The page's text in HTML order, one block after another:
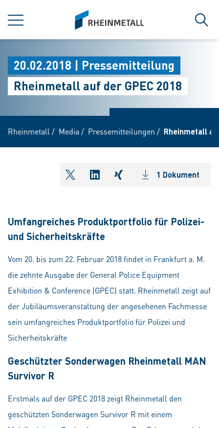
MENÜ
siteLogo
20.02.2018 | Pressemitteilung
Rheinmetall auf der GPEC 2018
Rheinmetall / Media / Pressemitteilungen / Rheinmetall
shareOntwitter
shareOnlinkedIn
shareOnxing1 Dokument
Umfangreiches Produktportfolio für Polizei-
und Sicherheitskräfte
Vom 20. bis zum 22. Februar 2018 findet in Frankfurt a. M.
die zehnte Ausgabe der General Police Equipment
Exhibition & Conference (GPEC) statt. Rheinmetall zeigt auf
der Jubiläumsveranstaltung der angesehenen Fachmesse
sein umfangreiches Produktportfolio für Polizei und
Sicherheitskräfte
Geschützter Sonderwagen Rheinmetall MAN
Survivor R
Erstmals auf der GPEC 2018 zeigt Rheinmetall den
geschützten Sonderwagen Survivor R mit einem